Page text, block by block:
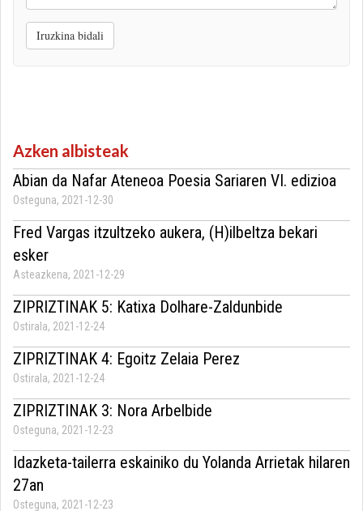
Iruzkina bidali
Azken albisteak
Abian da Nafar Ateneoa Poesia Sariaren VI. edizioa
Osteguna, 2021-12-30
Fred Vargas itzultzeko aukera, (H)ilbeltza bekari
esker
Asteazkena, 2021-12-29
ZIPRIZTINAK 5: Katixa Dolhare-Zaldunbide
Ostirala, 2021-12-24
ZIPRIZTINAK 4: Egoitz Zelaia Perez
Ostirala, 2021-12-24
ZIPRIZTINAK 3: Nora Arbelbide
Osteguna, 2021-12-23
Idazketa-tailerra eskainiko du Yolanda Arrietak hilaren
27an
Osteguna, 2021-12-23